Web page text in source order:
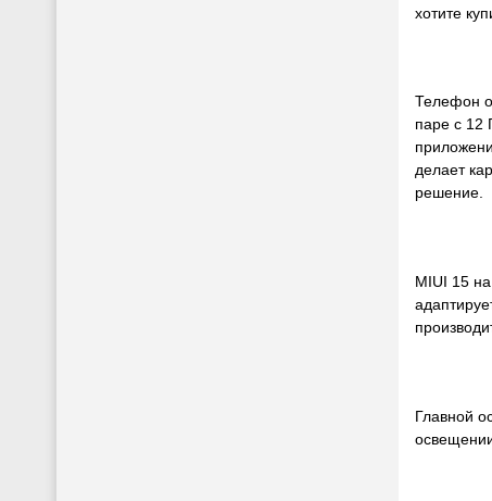
хотите
Телефон
паре с 12
делает
решение.
MIUI 15
Главной